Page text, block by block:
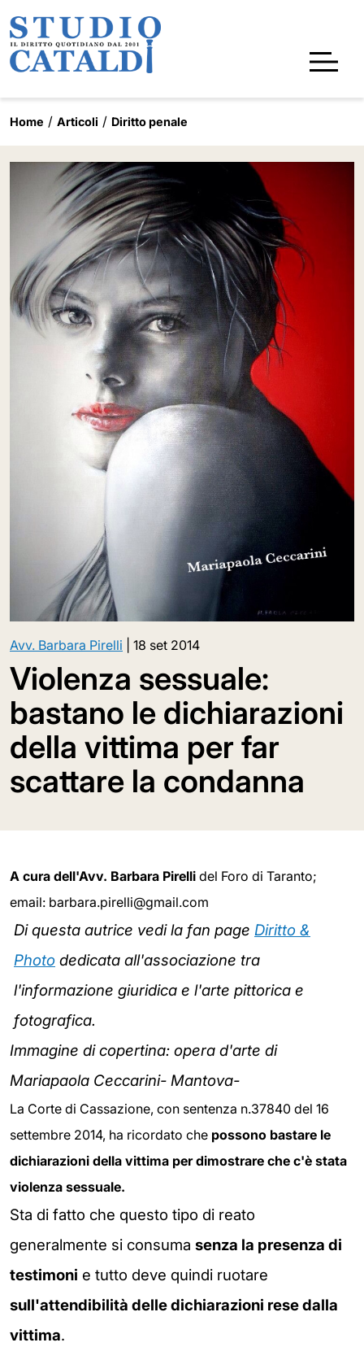
Home Articoli Diritto penale
Avv. Barbara Pirelli 18 set 2014
Violenza sessuale:
bastano le dichiarazioni
della vittima per far
scattare la condanna
A cura dell'Avv. Barbara Pirelli del Foro di Taranto;
email: barbara.pirelli@gmail.com
Di questa autrice vedi la fan page Diritto &
Photo dedicata all'associazione tra
l'informazione giuridica e l'arte pittorica e
fotografica.
Immagine di copertina: opera d'arte di
Mariapaola Ceccarini- Mantova-
La Corte di Cassazione, con sentenza n.37840 del 16
settembre 2014, ha ricordato che possono bastare le
dichiarazioni della vittima per dimostrare che c'è stata
violenza sessuale.
Sta di fatto che questo tipo di reato
generalmente si consuma senza la presenza di
testimoni e tutto deve quindi ruotare
sull'attendibilità delle dichiarazioni rese dalla
vittima.